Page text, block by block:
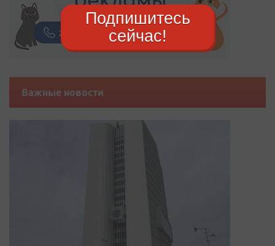
Важные новости
Подпишитесь
сейчас!